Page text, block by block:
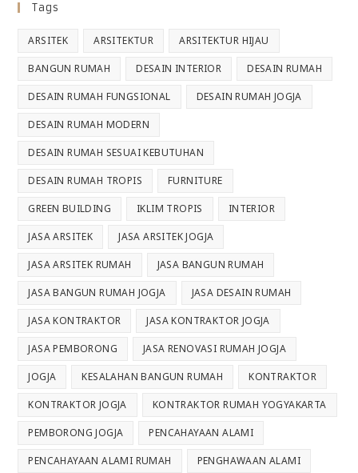
Tags
ARSITEK ARSITEKTUR ARSITEKTUR HIJAU
BANGUN RUMAH DESAIN INTERIOR DESAIN RUMAH
DESAIN RUMAH FUNGSIONAL DESAIN RUMAH JOGJA
DESAIN RUMAH MODERN
DESAIN RUMAH SESUAI KEBUTUHAN
DESAIN RUMAH TROPIS FURNITURE
GREEN BUILDING IKLIM TROPIS INTERIOR
JASA ARSITEK JASA ARSITEK JOGJA
JASA ARSITEK RUMAH JASA BANGUN RUMAH
JASA BANGUN RUMAH JOGJA JASA DESAIN RUMAH
JASA KONTRAKTOR JASA KONTRAKTOR JOGJA
JASA PEMBORONG JASA RENOVASI RUMAH JOGJA
JOGJA KESALAHAN BANGUN RUMAH KONTRAKTOR
KONTRAKTOR JOGJA KONTRAKTOR RUMAH YOGYAKARTA
PEMBORONG JOGJA PENCAHAYAAN ALAMI
PENCAHAYAAN ALAMI RUMAH PENGHAWAAN ALAMI